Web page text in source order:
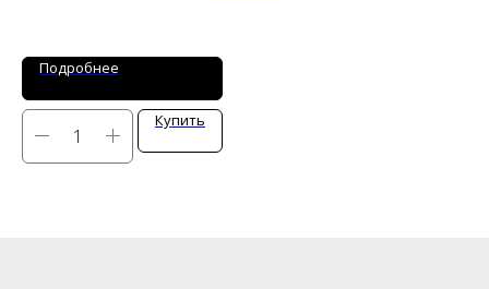
Подробнее
Купить